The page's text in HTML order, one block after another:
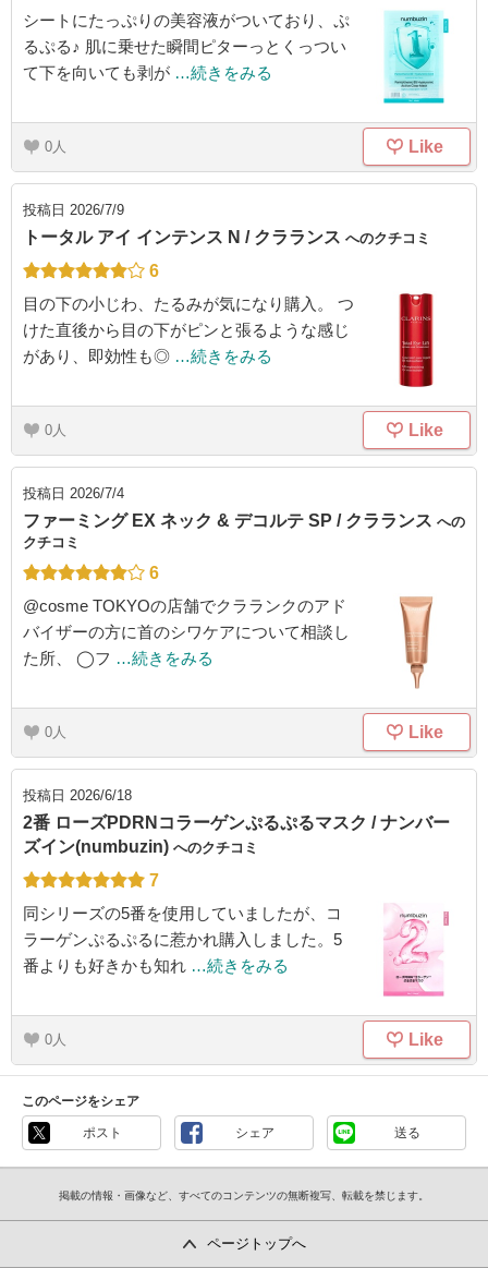
シートにたっぷりの美容液がついており、ぷ
るぷる♪ 肌に乗せた瞬間ピターっとくっつい
て下を向いても剥が …続きをみる
0 Like
投稿日 2026/7/9
トータル アイ インテンス N / クラランス へのクチコミ
6
目の下の小じわ、たるみが気になり購入。 つ
けた直後から目の下がピンと張るような感じ
があり、即効性も◎ …続きをみる
0 Like
投稿日 2026/7/4
ファーミング EX ネック & デコルテ SP / クラランス への
クチコミ
6
@cosme TOKYOの店舗でクラランクのアド
バイザーの方に首のシワケアについて相談し
た所、 ◯フ …続きをみる
0 Like
投稿日 2026/6/18
2番 ローズPDRNコラーゲンぷるぷるマスク / ナンバー
ズイン(numbuzin) へのクチコミ
7
同シリーズの5番を使用していましたが、コ
ラーゲンぷるぷるに惹かれ購入しました。5
番よりも好きかも知れ …続きをみる
0 Like
このページをシェア
ポスト シェア 送る
掲載の情報・画像など、すべてのコンテンツの無断複写、転載を禁じます。
ページトップへ